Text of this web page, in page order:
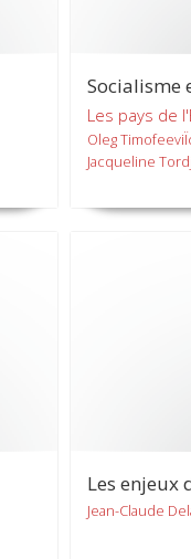
Socialisme
Les pays de
Oleg
Jacqueline
Les enjeux
Jean-Claude